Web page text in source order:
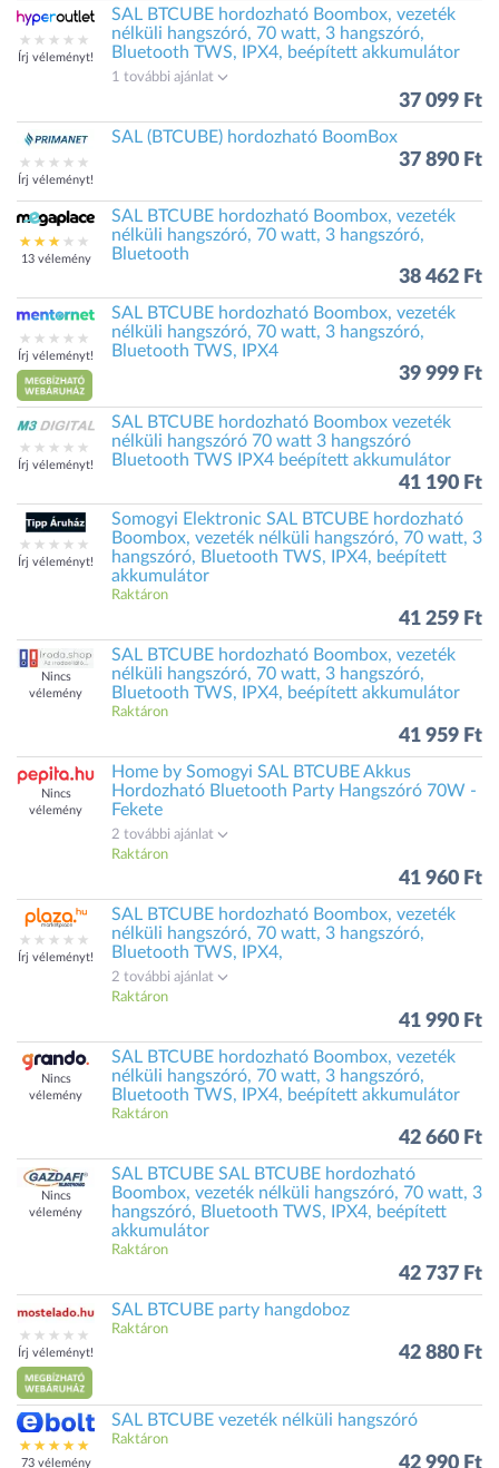
Írj véleményt!
SAL BTCUBE hordozható Boombox, vezeték
nélküli hangszóró, 70 watt, 3 hangszóró,
Bluetooth TWS, IPX4, beépített akkumulátor
1 további ajánlat
37 099 Ft
Írj véleményt!
SAL (BTCUBE) hordozható BoomBox
37 890 Ft
13 vélemény
SAL BTCUBE hordozható Boombox, vezeték
nélküli hangszóró, 70 watt, 3 hangszóró,
Bluetooth
38 462 Ft
Írj véleményt!
SAL BTCUBE hordozható Boombox, vezeték
nélküli hangszóró, 70 watt, 3 hangszóró,
Bluetooth TWS, IPX4
39 999 Ft
Írj véleményt!
SAL BTCUBE hordozható Boombox vezeték
nélküli hangszóró 70 watt 3 hangszóró
Bluetooth TWS IPX4 beépített akkumulátor
41 190 Ft
Írj véleményt!
Somogyi Elektronic SAL BTCUBE hordozható
Boombox, vezeték nélküli hangszóró, 70 watt, 3
hangszóró, Bluetooth TWS, IPX4, beépített
akkumulátor
Raktáron
41 259 Ft
Nincs
vélemény
SAL BTCUBE hordozható Boombox, vezeték
nélküli hangszóró, 70 watt, 3 hangszóró,
Bluetooth TWS, IPX4, beépített akkumulátor
Raktáron
41 959 Ft
Nincs
vélemény
Home by Somogyi SAL BTCUBE Akkus
Hordozható Bluetooth Party Hangszóró 70W -
Fekete
2 további ajánlat
Raktáron
41 960 Ft
Írj véleményt!
SAL BTCUBE hordozható Boombox, vezeték
nélküli hangszóró, 70 watt, 3 hangszóró,
Bluetooth TWS, IPX4,
2 további ajánlat
Raktáron
41 990 Ft
Nincs
vélemény
SAL BTCUBE hordozható Boombox, vezeték
nélküli hangszóró, 70 watt, 3 hangszóró,
Bluetooth TWS, IPX4, beépített akkumulátor
Raktáron
42 660 Ft
Nincs
vélemény
SAL BTCUBE SAL BTCUBE hordozható
Boombox, vezeték nélküli hangszóró, 70 watt, 3
hangszóró, Bluetooth TWS, IPX4, beépített
akkumulátor
Raktáron
42 737 Ft
Írj véleményt!
SAL BTCUBE party hangdoboz
Raktáron
42 880 Ft
73 vélemény
SAL BTCUBE vezeték nélküli hangszóró
Raktáron
42 990 Ft